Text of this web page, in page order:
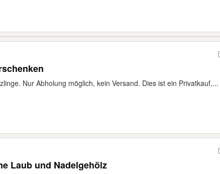
zu verschenken
Nur Abholung möglich, kein Versand. Dies ist ein Privatkauf,...
Laub und Nadelgehölz